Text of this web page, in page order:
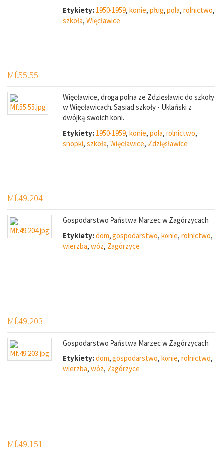
Etykiety: 1950-1959, konie, pług, pola, rolnictwo,
szkoła, Więcławice
Mf.55.55
Więcławice, droga polna ze Zdzięsławic do szkoły
w Więcławicach. Sąsiad szkoły - Uklański z
dwójką swoich koni.
Etykiety: 1950-1959, konie, pola, rolnictwo,
snopki, szkoła, Więcławice, Zdzięsławice
Mf.49.204
Gospodarstwo Państwa Marzec w Zagórzycach
Etykiety:dom, gospodarstwo, konie, rolnictwo,
wierzba, wóz, Zagórzyce
Mf.49.203
Gospodarstwo Państwa Marzec w Zagórzycach
Etykiety:dom, gospodarstwo, konie, rolnictwo,
wierzba, wóz, Zagórzyce
Mf.49.151